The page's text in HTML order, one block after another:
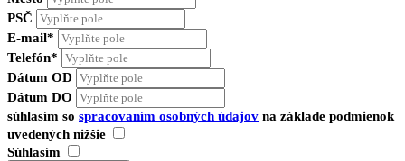
PSČ
E-mail*
Telefón*
Dátum OD
Dátum DO
súhlasím so spracovaním osobných údajov na základe podmienok
uvedených nižšie
Súhlasím